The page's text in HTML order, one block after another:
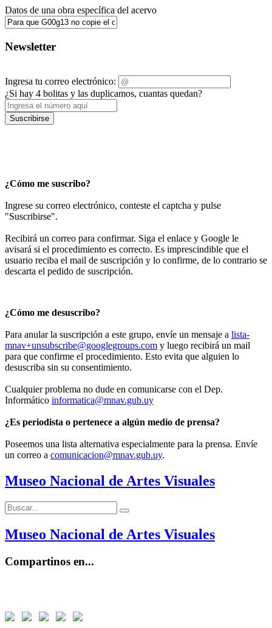
Datos de una obra específica del acervo
Newsletter
Ingresa tu correo electrónico:
¿Si hay 4 bolitas y las duplicamos, cuantas quedan?
Suscribirse
¿Cómo me suscribo?
Ingrese su correo electrónico, conteste el captcha y pulse
"Suscribirse".
Recibirá un correo para confirmar. Siga el enlace y Google le
avisará si el procedimiento es correcto. Es imprescindible que el
usuario reciba el mail de suscripción y lo confirme, de lo contrario se
descarta el pedido de suscripción.
¿Cómo me desuscribo?
Para anular la suscripción a este grupo, envíe un mensaje a lista-
mnav+unsubscribe@googlegroups.com y luego recibirá un mail
para que confirme el procedimiento. Esto evita que alguien lo
desuscriba sin su consentimiento.
Cualquier problema no dude en comunicarse con el Dep.
Informático informatica@mnav.gub.uy
¿Es periodista o pertenece a algún medio de prensa?
Poseemos una lista alternativa especialmente para la prensa. Envíe
un correo a comunicacion@mnav.gub.uy.
Museo Nacional de Artes Visuales
Buscar:
Buscar
Museo Nacional de Artes Visuales
Compartinos en...